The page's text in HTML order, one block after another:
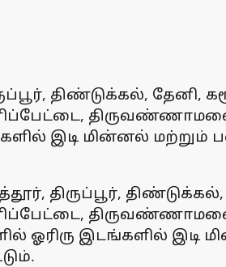
திண்டுக்கல், தேனி,
இடி மின்னல் மற்றும்
திருப்பூர்,
திருவண்ணாமலை,
ஓரிரு இடங்களில் இடி